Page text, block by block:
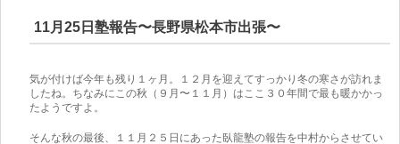
11月25日塾報告〜長野県松本市出張〜
気が付けば今年も残り１ヶ月。１２月を迎えてすっかり冬の寒さが訪れま
したね。ちなみにこの秋（９月〜１１月）はここ３０年間で最も暖かかっ
たようですよ。
そんな秋の最後、１１月２５日にあった臥龍塾の報告を中村からさせてい